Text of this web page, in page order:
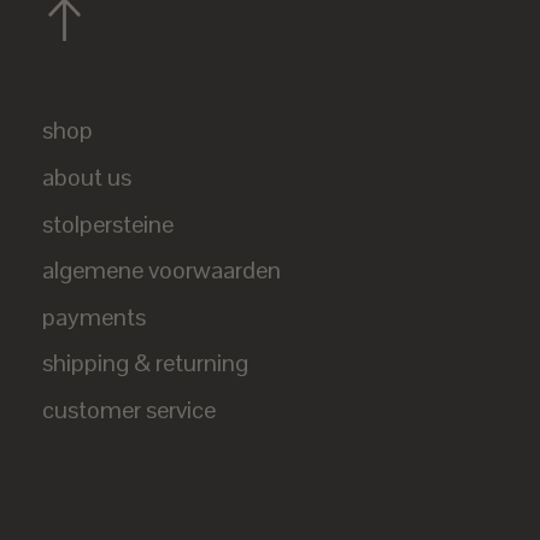
shop
about us
stolpersteine
algemene voorwaarden
payments
shipping & returning
customer service